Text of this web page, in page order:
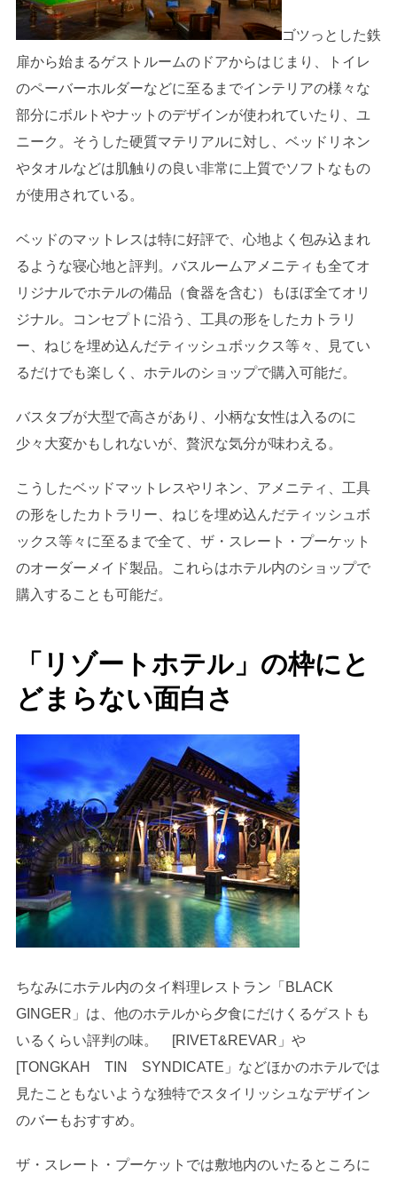
ゴツっとした鉄
扉から始まるゲストルームのドアからはじまり、トイレ
のペーバーホルダーなどに至るまでインテリアの様々な
部分にボルトやナットのデザインが使われていたり、ユ
ニーク。そうした硬質マテリアルに対し、ベッドリネン
やタオルなどは肌触りの良い非常に上質でソフトなもの
が使用されている。
ベッドのマットレスは特に好評で、心地よく包み込まれ
るような寝心地と評判。バスルームアメニティも全てオ
リジナルでホテルの備品（食器を含む）もほぼ全てオリ
ジナル。コンセプトに沿う、工具の形をしたカトラリ
ー、ねじを埋め込んだティッシュボックス等々、見てい
るだけでも楽しく、ホテルのショップで購入可能だ。
バスタブが大型で高さがあり、小柄な女性は入るのに
少々大変かもしれないが、贅沢な気分が味わえる。
こうしたベッドマットレスやリネン、アメニティ、工具
の形をしたカトラリー、ねじを埋め込んだティッシュボ
ックス等々に至るまで全て、ザ・スレート・プーケット
のオーダーメイド製品。これらはホテル内のショップで
購入することも可能だ。
「リゾートホテル」の枠にと
どまらない面白さ
ちなみにホテル内のタイ料理レストラン「BLACK
GINGER」は、他のホテルから夕食にだけくるゲストも
いるくらい評判の味。 [RIVET&REVAR」や
[TONGKAH TIN SYNDICATE」などほかのホテルでは
見たこともないような独特でスタイリッシュなデザイン
のバーもおすすめ。
ザ・スレート・プーケットでは敷地内のいたるところに